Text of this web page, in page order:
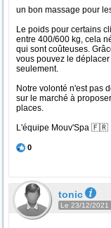
un bon massage pour
Le poids pour certains
entre 400/600 kg, cela
qui sont coûteuses.
vous pouvez le
seulement.
Notre volonté n'est pas
sur le marché à
places.
L'équipe Mouv'Spa 🇫🇷
0
tonic
Le 23/12/2021